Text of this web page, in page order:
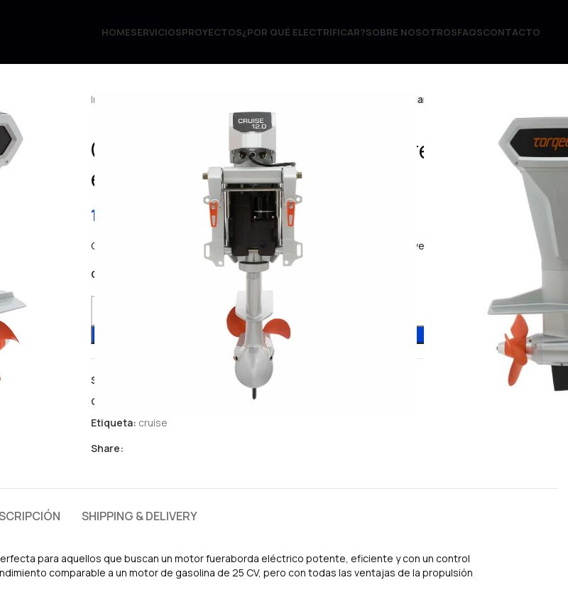
HOMESERVICIOSPROYECTOS¿POR QUÉ ELECTRIFICAR?SOBRE NOSOTROSFAQSCONTACTO
Inicio Cruise 12.0 RL (25hp) Mando remoto y eje largo
Cruise 12.0 RL (25hp) Mando remoto y
eje largo
11.149,00 IVA. inc
Cruise 12.0 Largo TorqLink (25 hp ): ¡Potencia y precisión para una navegación superior!
OFERTA PACK : 19.999 € con 2 Baterias Power 48 !
AÑADIR AL CARRITO
SKU:
Categoría:
Etiqueta: cruise
Share:
SHIPPING & DELIVERY
para aquellos que buscan un motor fueraborda eléctrico potente, eficiente y con un control
comparable a un motor de gasolina de 25 CV, pero con todas las ventajas de la propulsión